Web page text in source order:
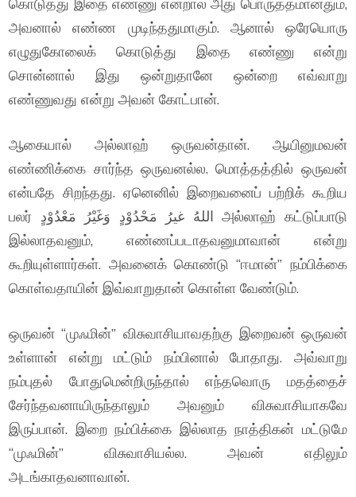
அவனால் எண்ண முடிந்ததுமாகும். ஆனால் ஒரேயொரு
எழுதுகோலைக் கொடுத்து இதை எண்ணு என்று
சொன்னால் இது ஒன்றுதானே ஒன்றை எவ்வாறு
எண்ணுவது என்று அவன் கோட்பான்.
ஆகையால் அல்லாஹ் ஒருவன்தான். ஆயினுமவன்
எண்ணிக்கை சார்ந்த ஒருவனல்ல. மொத்தத்தில் ஒருவன்
என்பதே சிறந்தது. ஏனெனில் இறைவனைப் பற்றிக் கூறிய
பலர் اللهُ غيرُ مَحْدُوْدٍ وَغَيْرُ مَعْدُوْدٍ அல்லாஹ் கட்டுப்பாடு
இல்லாதவனும், எண்ணப்படாதவனுமாவான் என்று
கூறியுள்ளார்கள். அவனைக் கொண்டு “ஈமான்” நம்பிக்கை
கொள்வதாயின் இவ்வாறுதான் கொள்ள வேண்டும்.
ஒருவன் “முஃமின்” விசுவாசியாவதற்கு இறைவன் ஒருவன்
உள்ளான் என்று மட்டும் நம்பினால் போதாது. அவ்வாறு
நம்புதல் போதுமென்றிருந்தால் எந்தவொரு மதத்தைச்
சேர்ந்தவனாயிருந்தாலும் அவனும் விசுவாசியாகவே
இருப்பான். இறை நம்பிக்கை இல்லாத நாத்திகன் மட்டுமே
“முஃமின்” விசுவாசியல்ல. அவன் எதிலும்
அடங்காதவனாவான்.